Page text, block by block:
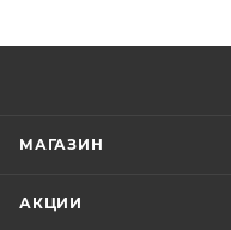
МАГАЗИН
АКЦИИ